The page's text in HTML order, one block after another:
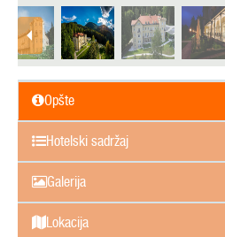
Opšte
Hotelski sadržaj
Galerija
Lokacija